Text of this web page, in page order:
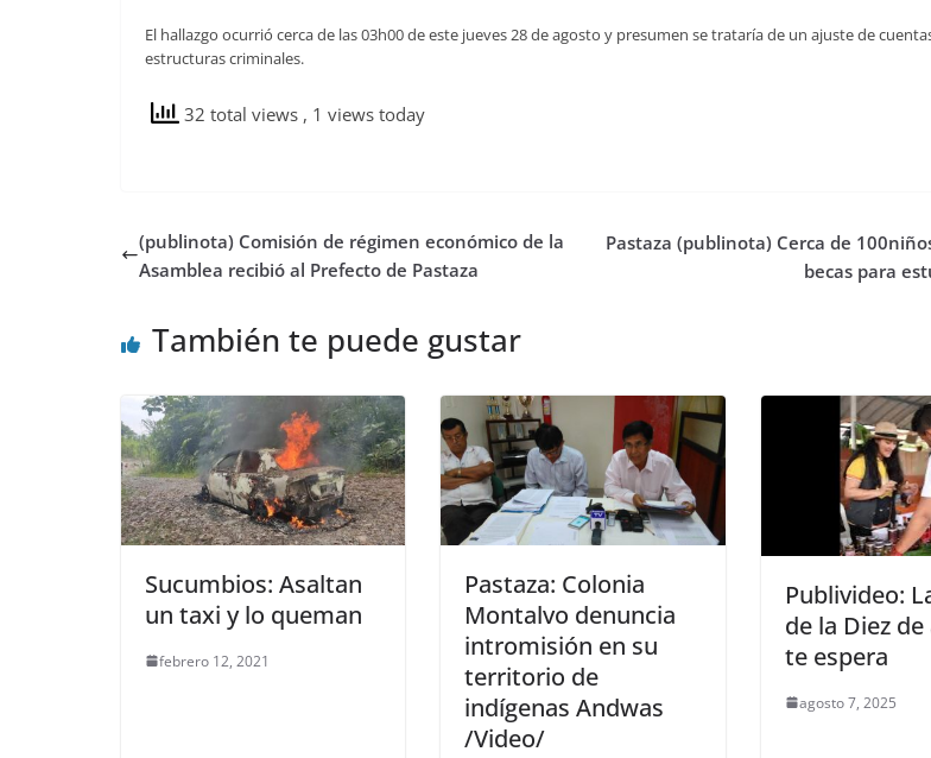
El hallazgo ocurrió cerca de las 03h00 de este jueves 28 de agosto y presumen se trataría de un ajuste de
estructuras criminales.
32 total views , 1 views today
(publinota) Comisión de régimen económico de la
Asamblea recibió al Prefecto de Pastaza
Pastaza (publinota) Cerca de
becas para
También te puede gustar
Sucumbios: Asaltan
un taxi y lo queman
febrero 12, 2021
Pastaza: Colonia
Montalvo denuncia
intromisión en su
territorio de
indígenas Andwas
/Video/
Publivideo:
de la Diez
te espera
agosto 7, 2025